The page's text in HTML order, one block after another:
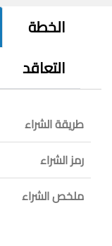
الخطة
التعاقد
طريقة الشراء
رمز الشراء
ملخص الشراء